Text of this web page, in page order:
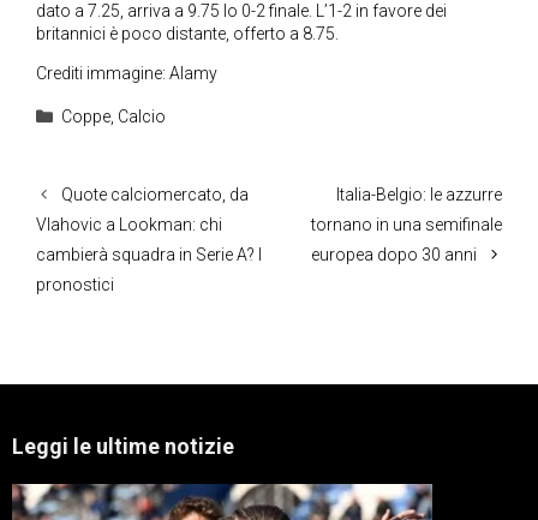
dato a 7.25, arriva a 9.75 lo 0-2 finale. L’1-2 in favore dei
britannici è poco distante, offerto a 8.75.
Crediti immagine: Alamy
Categorie
Coppe, Calcio
Quote calciomercato, da
Vlahovic a Lookman: chi
cambierà squadra in Serie A? I
pronostici
Italia-Belgio: le azzurre
tornano in una semifinale
europea dopo 30 anni
Leggi le ultime notizie